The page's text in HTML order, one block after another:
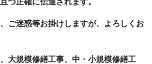
つ正確に伝達されます。
ご迷惑等お掛けしますが、よろしくお
模修繕工事、中・小規模修繕工